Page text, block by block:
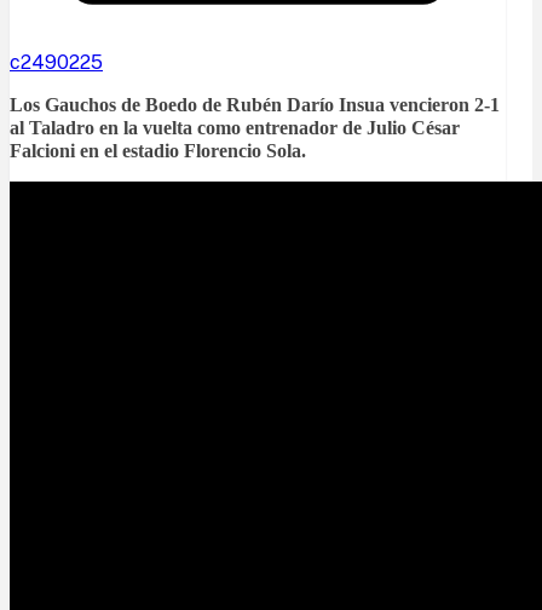
c2490225
Los Gauchos de Boedo de Rubén Darío Insua vencieron 2-1
al Taladro en la vuelta como entrenador de Julio César
Falcioni en el estadio Florencio Sola.